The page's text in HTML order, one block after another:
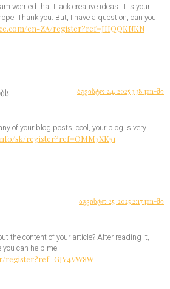
worried that I lack creative ideas. It is your
Thank you. But, I have a question, can you
en-ZA/register?ref=JHQQKNKN
აგვისტო 24, 2025 3:38 pm-ში
of your blog posts, cool, your blog is very
sk/register?ref=OMM3XK51
აგვისტო 25, 2025 2:17 pm-ში
the content of your article? After reading it, I
can help me.